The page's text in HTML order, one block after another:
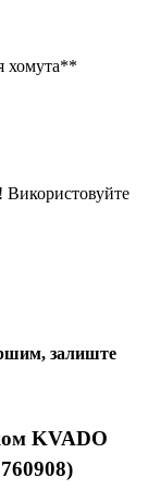
хомута**
Використовуйте
залиште
KVADO